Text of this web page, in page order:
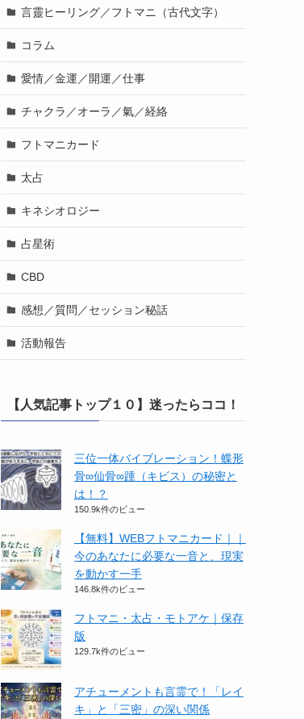
言靈ヒーリング／フトマニ（古代文字）
コラム
愛情／金運／開運／仕事
チャクラ／オーラ／氣／経絡
フトマニカード
太占
キネシオロジー
占星術
CBD
感想／質問／セッション秘話
活動報告
【人気記事トップ１０】迷ったらココ！
三位一体バイブレーション！蝶形
骨∞仙骨∞踵（キビス）の秘密と
は！？
150.9k件のビュー
【無料】WEBフトマニカード｜｜
今のあなたに必要な一音と、現実
を動かす一手
146.8k件のビュー
フトマニ・太占・モトアケ｜保存
版
129.7k件のビュー
アチューメントも言霊で！「レイ
キ」と「三密」の深い関係